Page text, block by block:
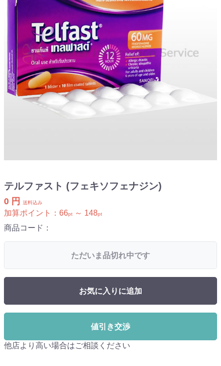
テルファスト (フェキソフェナジン)
0 円 送料込み
加算ポイント： 66pt ～ 148pt
商品コード：
ただいま品切れ中です
お気に入りに追加
値引き交渉
他店より高い場合はご相談ください